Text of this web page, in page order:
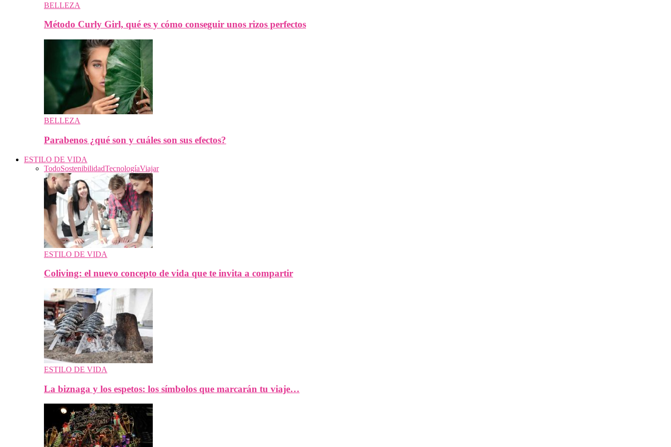
BELLEZA
Método Curly Girl, qué es y cómo conseguir unos rizos perfectos
BELLEZA
Parabenos ¿qué son y cuáles son sus efectos?
ESTILO DE VIDA
TodoSostenibilidadTecnologíaViajar
ESTILO DE VIDA
Coliving: el nuevo concepto de vida que te invita a compartir
ESTILO DE VIDA
La biznaga y los espetos: los símbolos que marcarán tu viaje…